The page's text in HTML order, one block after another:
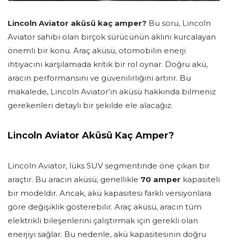
Lincoln Aviator aküsü kaç amper? Bu soru, Lincoln
Aviator sahibi olan birçok sürücünün aklını kurcalayan
önemli bir konu. Araç aküsü, otomobilin enerji
ihtiyacını karşılamada kritik bir rol oynar. Doğru akü,
aracın performansını ve güvenilirliğini artırır. Bu
makalede, Lincoln Aviator’ın aküsü hakkında bilmeniz
gerekenleri detaylı bir şekilde ele alacağız.
Lincoln Aviator Aküsü Kaç Amper?
Lincoln Aviator, lüks SUV segmentinde öne çıkan bir
araçtır. Bu aracın aküsü, genellikle 70 amper kapasiteli
bir modeldir. Ancak, akü kapasitesi farklı versiyonlara
göre değişiklik gösterebilir. Araç aküsü, aracın tüm
elektrikli bileşenlerini çalıştırmak için gerekli olan
enerjiyi sağlar. Bu nedenle, akü kapasitesinin doğru